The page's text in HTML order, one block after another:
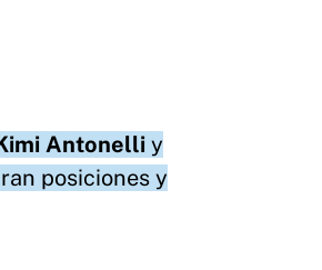
Antonelli y
posiciones y